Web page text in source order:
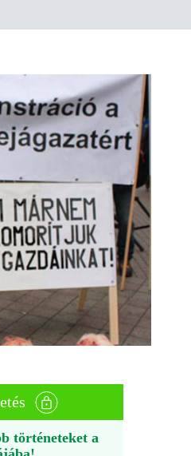
történeteket a